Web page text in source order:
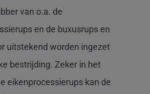
van o.a. de
en de buxusrups en
uitstekend worden ingezet
bestrijding. Zeker in het
eikenprocessierups kan de